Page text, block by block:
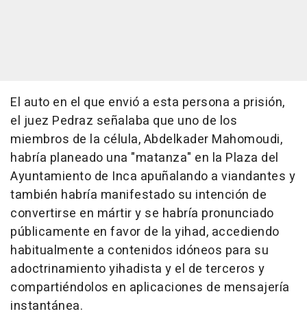
El auto en el que envió a esta persona a prisión,
el juez Pedraz señalaba que uno de los
miembros de la célula, Abdelkader Mahomoudi,
habría planeado una "matanza" en la Plaza del
Ayuntamiento de Inca apuñalando a viandantes y
también habría manifestado su intención de
convertirse en mártir y se habría pronunciado
públicamente en favor de la yihad, accediendo
habitualmente a contenidos idóneos para su
adoctrinamiento yihadista y el de terceros y
compartiéndolos en aplicaciones de mensajería
instantánea.